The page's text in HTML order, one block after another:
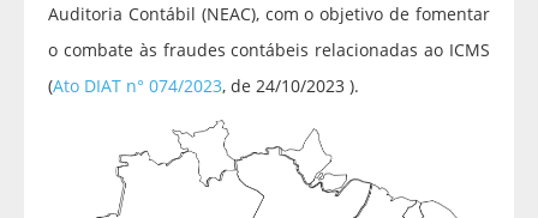
Auditoria Contábil (NEAC), com o objetivo de fomentar
o combate às fraudes contábeis relacionadas ao ICMS
(Ato DIAT n° 074/2023, de 24/10/2023 ).